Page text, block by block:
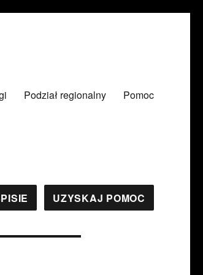
Podział regionalny Pomoc
UZYSKAJ POMOC